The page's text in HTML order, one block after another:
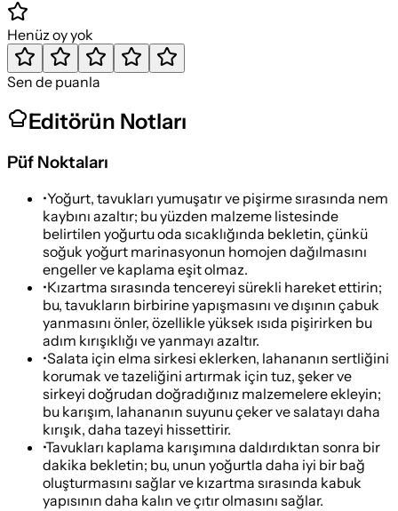
Henüz oy yok
Sen de puanla
Editörün Notları
Püf Noktaları
•Yoğurt, tavukları yumuşatır ve pişirme sırasında nem
kaybını azaltır; bu yüzden malzeme listesinde
belirtilen yoğurtu oda sıcaklığında bekletin, çünkü
soğuk yoğurt marinasyonun homojen dağılmasını
engeller ve kaplama eşit olmaz.
•Kızartma sırasında tencereyi sürekli hareket ettirin;
bu, tavukların birbirine yapışmasını ve dışının çabuk
yanmasını önler, özellikle yüksek ısıda pişirirken bu
adım kırışıklığı ve yanmayı azaltır.
•Salata için elma sirkesi eklerken, lahananın sertliğini
korumak ve tazeliğini artırmak için tuz, şeker ve
sirkeyi doğrudan doğradığınız malzemelere ekleyin;
bu karışım, lahananın suyunu çeker ve salatayı daha
kırışık, daha tazeyi hissettirir.
•Tavukları kaplama karışımına daldırdıktan sonra bir
dakika bekletin; bu, unun yoğurtla daha iyi bir bağ
oluşturmasını sağlar ve kızartma sırasında kabuk
yapısının daha kalın ve çıtır olmasını sağlar.